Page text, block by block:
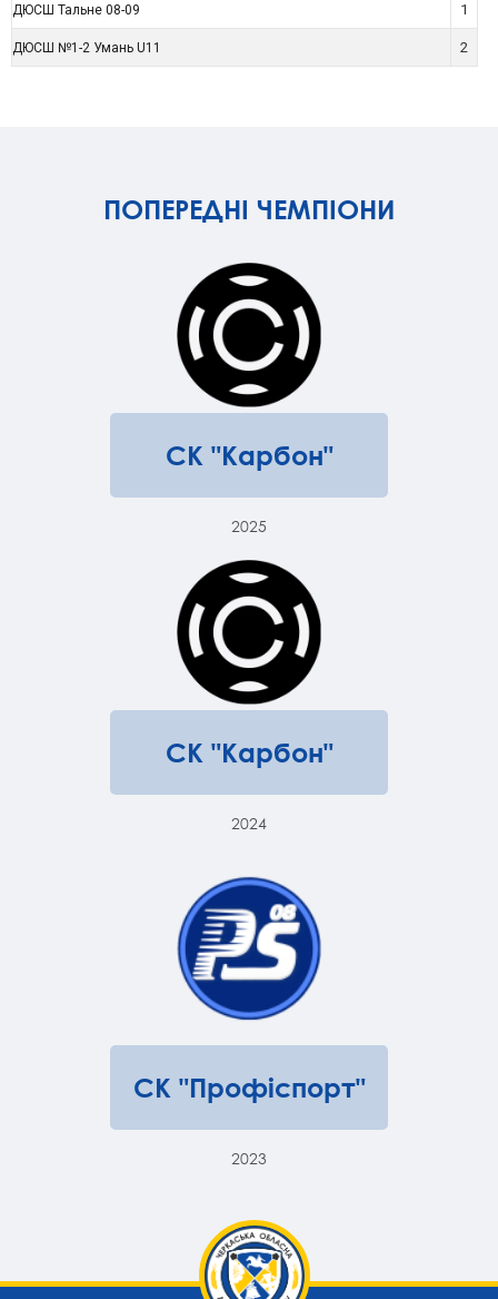
ДЮСШ Тальне 08-09 1
ДЮСШ №1-2 Умань U11 2
ПОПЕРЕДНІ ЧЕМПІОНИ
СК "Карбон"
2025
СК "Карбон"
2024
СК "Профіспорт"
2023